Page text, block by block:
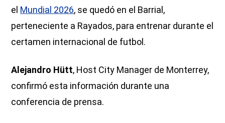
el Mundial 2026, se quedó en el Barrial,
perteneciente a Rayados, para entrenar durante el
certamen internacional de futbol.
Alejandro Hütt, Host City Manager de Monterrey,
confirmó esta información durante una
conferencia de prensa.